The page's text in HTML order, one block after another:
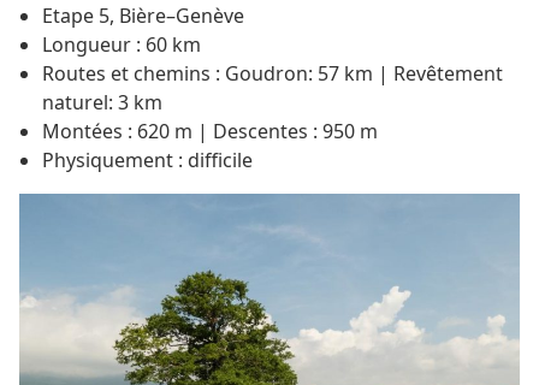
Etape 5, Bière–Genève
Longueur : 60 km
Routes et chemins : Goudron: 57 km | Revêtement
naturel: 3 km
Montées : 620 m | Descentes : 950 m
Physiquement : difficile